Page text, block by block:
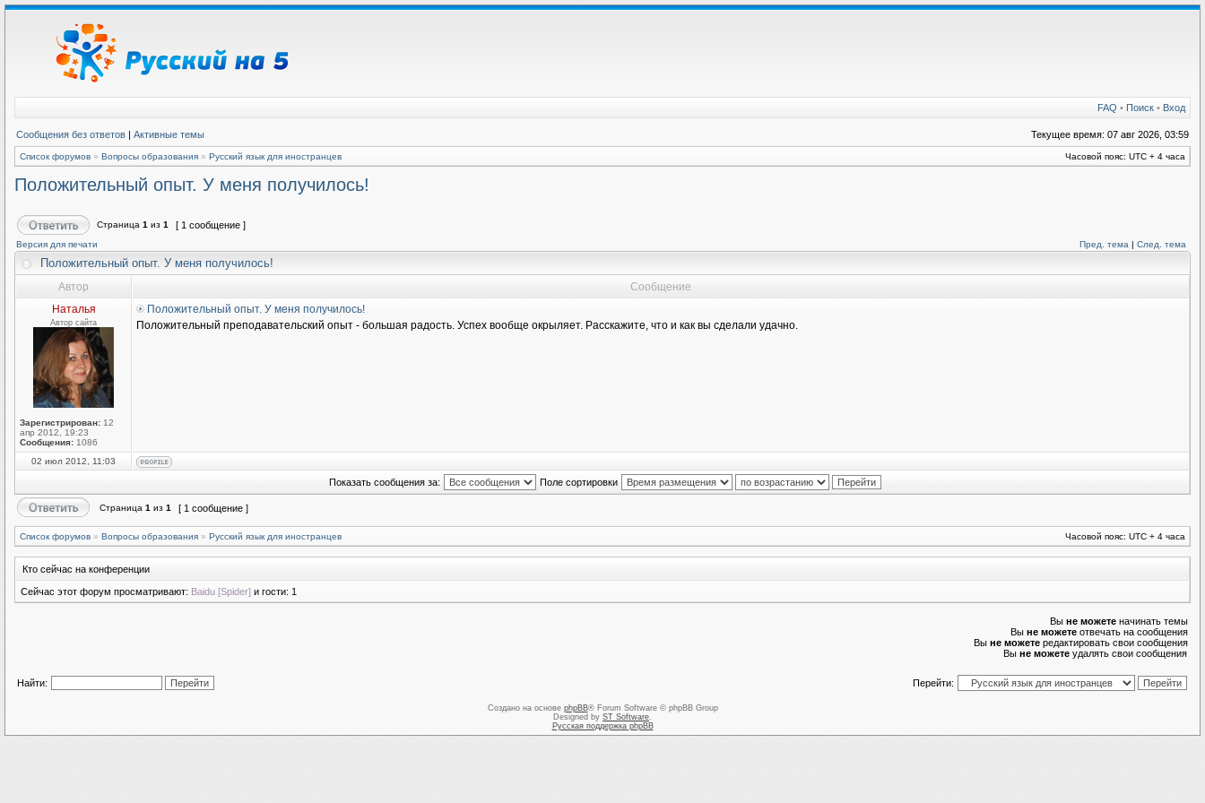
FAQ • Поиск • Вход
Сообщения без ответов | Активные темы Текущее время: 07 авг 2026, 03:59
Список форумов » Вопросы образования » Русский язык для иностранцев Часовой пояс: UTC + 4 часа
Положительный опыт. У меня получилось!
Страница 1 из 1 [ 1 сообщение ]
Версия для печати Пред. тема | След. тема
Положительный опыт. У меня получилось!
Автор
Сообщение
Наталья
Автор сайта
Зарегистрирован: 12
апр 2012, 19:23
Сообщения: 1086
Положительный опыт. У меня получилось!
Положительный преподавательский опыт - большая радость. Успех вообще окрыляет. Расскажите, что и как вы сделали удачно.
02 июл 2012, 11:03
Показать сообщения за: Поле сортировки
Страница 1 из 1 [ 1 сообщение ]
Список форумов » Вопросы образования » Русский язык для иностранцев Часовой пояс: UTC + 4 часа
Кто сейчас на конференции
Сейчас этот форум просматривают: Baidu [Spider] и гости: 1
Вы не можете начинать темы
Вы не можете отвечать на сообщения
Вы не можете редактировать свои сообщения
Вы не можете удалять свои сообщения
Найти: Перейти:
Создано на основе phpBB® Forum Software © phpBB Group
Designed by ST Software.
Русская поддержка phpBB